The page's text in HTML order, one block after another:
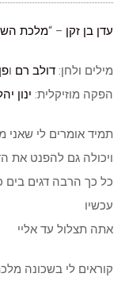
עדן בן זקן – “מלכת
מילים ולחן: דולב רם ו
הפקה מוזיקלית: ינון
תמיד אומרים לי
ויכולה גם להפנט את
כל כך הרבה דגים בים
עכשיו
אתה תצלול עד אליי
קוראים לי בשכונה